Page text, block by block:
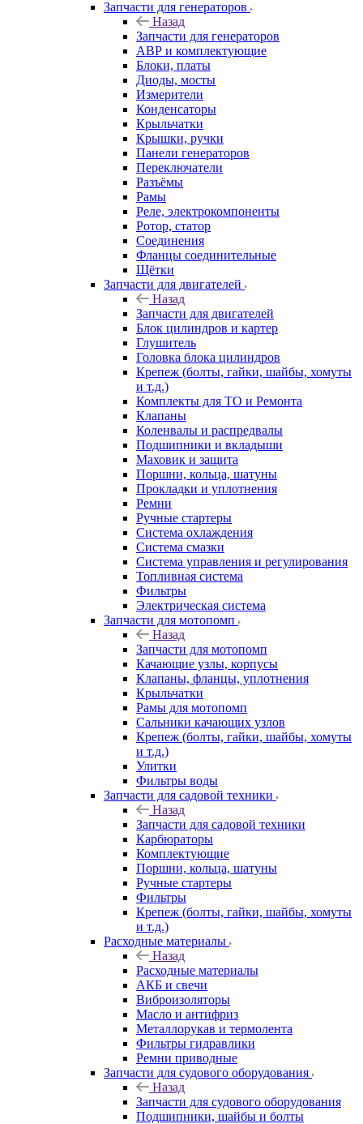
Запчасти для генераторов
Назад
Запчасти для генераторов
АВР и комплектующие
Блоки, платы
Диоды, мосты
Измерители
Конденсаторы
Крыльчатки
Крышки, ручки
Панели генераторов
Переключатели
Разъёмы
Рамы
Реле, электрокомпоненты
Ротор, статор
Соединения
Фланцы соединительные
Щётки
Запчасти для двигателей
Назад
Запчасти для двигателей
Блок цилиндров и картер
Глушитель
Головка блока цилиндров
Крепеж (болты, гайки, шайбы, хомуты
и т.д.)
Комплекты для ТО и Ремонта
Клапаны
Коленвалы и распредвалы
Подшипники и вкладыши
Маховик и защита
Поршни, кольца, шатуны
Прокладки и уплотнения
Ремни
Ручные стартеры
Система охлаждения
Система смазки
Система управления и регулирования
Топливная система
Фильтры
Электрическая система
Запчасти для мотопомп
Назад
Запчасти для мотопомп
Качающие узлы, корпусы
Клапаны, фланцы, уплотнения
Крыльчатки
Рамы для мотопомп
Сальники качающих узлов
Крепеж (болты, гайки, шайбы, хомуты
и т.д.)
Улитки
Фильтры воды
Запчасти для садовой техники
Назад
Запчасти для садовой техники
Карбюраторы
Комплектующие
Поршни, кольца, шатуны
Ручные стартеры
Фильтры
Крепеж (болты, гайки, шайбы, хомуты
и т.д.)
Расходные материалы
Назад
Расходные материалы
АКБ и свечи
Виброизоляторы
Масло и антифриз
Металлорукав и термолента
Фильтры гидравлики
Ремни приводные
Запчасти для судового оборудования
Назад
Запчасти для судового оборудования
Подшипники, шайбы и болты